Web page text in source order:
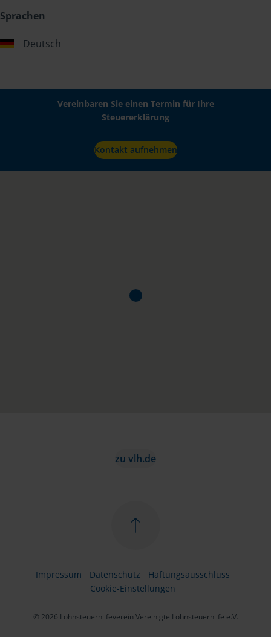
Sprachen
Deutsch
Vereinbaren Sie einen Termin für Ihre
Steuererklärung
Kontakt aufnehmen
zu vlh.de
Impressum Datenschutz
Haftungsausschluss
Cookie-Einstellungen
© 2026 Lohnsteuerhilfeverein Vereinigte Lohnsteuerhilfe e.V.